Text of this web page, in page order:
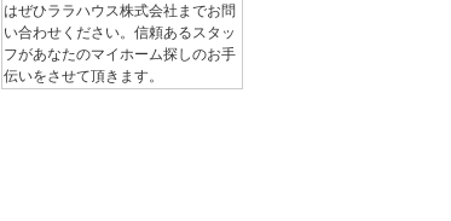
はぜひララハウス株式会社までお問
い合わせください。信頼あるスタッ
フがあなたのマイホーム探しのお手
伝いをさせて頂きます。